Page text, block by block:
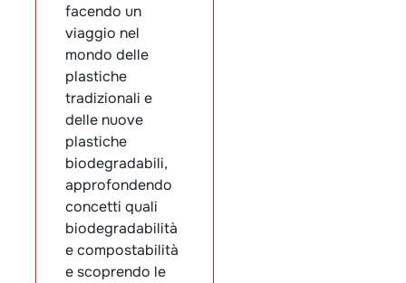
facendo un
viaggio nel
mondo delle
plastiche
tradizionali e
delle nuove
plastiche
biodegradabili,
approfondendo
concetti quali
biodegradabilità
e compostabilità
e scoprendo le